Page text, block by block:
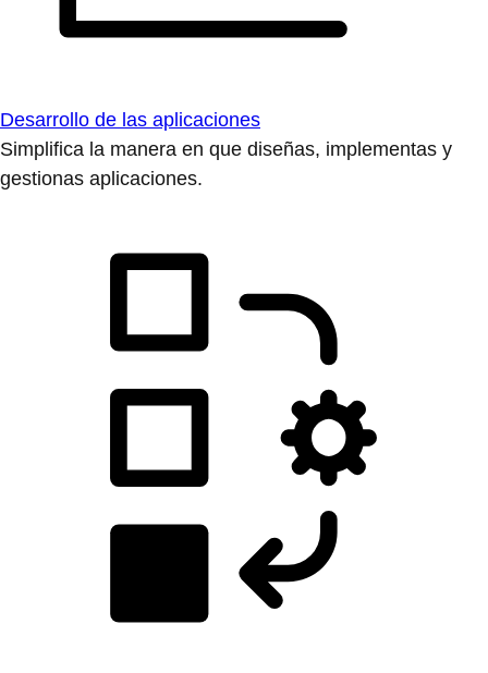
Desarrollo de las aplicaciones
Simplifica la manera en que diseñas, implementas y
gestionas aplicaciones.